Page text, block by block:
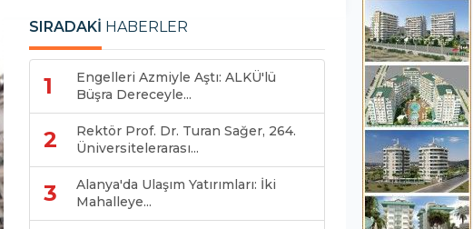
SIRADAKİ HABERLER
1
Engelleri Azmiyle Aştı: ALKÜ'lü
Büşra Dereceyle...
2
Rektör Prof. Dr. Turan Sağer, 264.
Üniversitelerarası...
3
Alanya'da Ulaşım Yatırımları: İki
Mahalleye...